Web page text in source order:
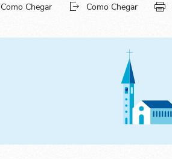
Como Chegar Como Chegar